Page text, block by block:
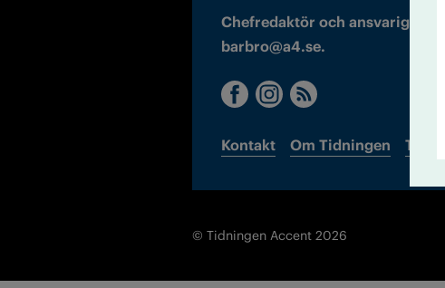
Chefredaktör och ansvarig
barbro@a4.se.
Kontakt Om Tidningen
© Tidningen Accent 2026